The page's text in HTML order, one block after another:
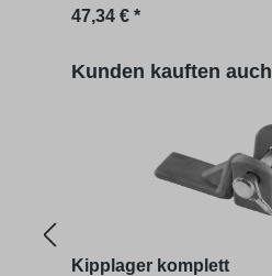
Regulärer Preis:
47,34 € *
Produktgalerie überspringen
Kunden kauften auch
Kipplager komplett